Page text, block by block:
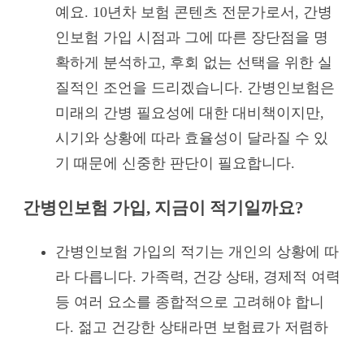
예요. 10년차 보험 콘텐츠 전문가로서, 간병
인보험 가입 시점과 그에 따른 장단점을 명
확하게 분석하고, 후회 없는 선택을 위한 실
질적인 조언을 드리겠습니다. 간병인보험은
미래의 간병 필요성에 대한 대비책이지만,
시기와 상황에 따라 효율성이 달라질 수 있
기 때문에 신중한 판단이 필요합니다.
간병인보험 가입, 지금이 적기일까요?
간병인보험 가입의 적기는 개인의 상황에 따
라 다릅니다. 가족력, 건강 상태, 경제적 여력
등 여러 요소를 종합적으로 고려해야 합니
다. 젊고 건강한 상태라면 보험료가 저렴하